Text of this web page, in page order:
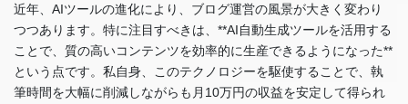
近年、AIツールの進化により、ブログ運営の風景が大きく変わり
つつあります。特に注目すべきは、**AI自動生成ツールを活用する
ことで、質の高いコンテンツを効率的に生産できるようになった**
という点です。私自身、このテクノロジーを駆使することで、執
筆時間を大幅に削減しながらも月10万円の収益を安定して得られ